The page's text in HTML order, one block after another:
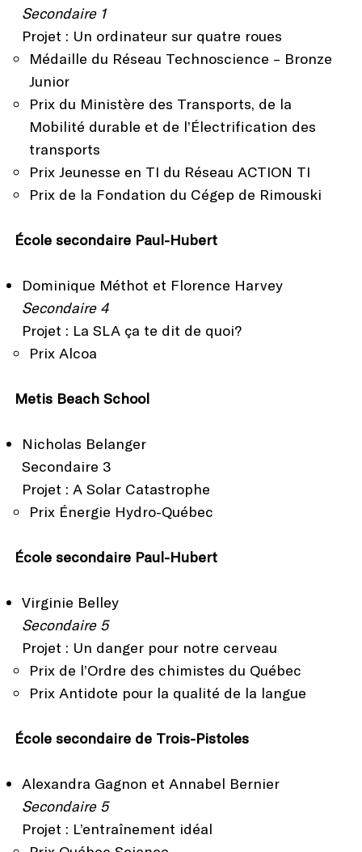
Secondaire 1
Projet : Un ordinateur sur quatre roues
Médaille du Réseau Technoscience – Bronze
Junior
Prix du Ministère des Transports, de la
Mobilité durable et de l’Électrification des
transports
Prix Jeunesse en TI du Réseau ACTION TI
Prix de la Fondation du Cégep de Rimouski
École secondaire Paul-Hubert
Dominique Méthot et Florence Harvey
Secondaire 4
Projet : La SLA ça te dit de quoi?
Prix Alcoa
Metis Beach School
Nicholas Belanger
Secondaire 3
Projet : A Solar Catastrophe
Prix Énergie Hydro-Québec
École secondaire Paul-Hubert
Virginie Belley
Secondaire 5
Projet : Un danger pour notre cerveau
Prix de l’Ordre des chimistes du Québec
Prix Antidote pour la qualité de la langue
École secondaire de Trois-Pistoles
Alexandra Gagnon et Annabel Bernier
Secondaire 5
Projet : L’entraînement idéal